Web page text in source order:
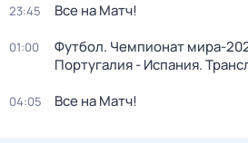
23:45 Все на Матч!
01:00
Футбол. Чемпионат мира-
Португалия - Испания.
04:05 Все на Матч!